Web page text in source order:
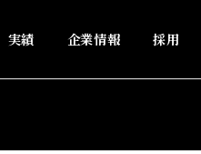
実績 企業情報 採用